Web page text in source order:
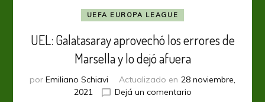
UEFA EUROPA LEAGUE
UEL: Galatasaray aprovechó los errores de
Marsella y lo dejó afuera
por Emiliano Schiavi Actualizado en 28 noviembre,
2021
Dejá un comentarioen